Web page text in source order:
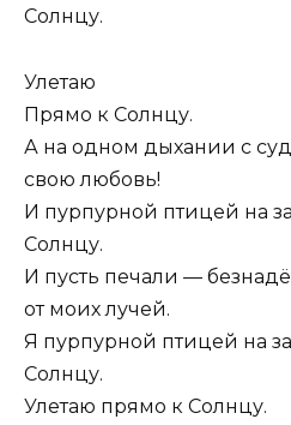
Солнцу.
Улетаю
Прямо к Солнцу.
А на одном дыхании с
свою любовь!
И пурпурной птицей на
Солнцу.
И пусть печали —
от моих лучей.
Я пурпурной птицей на
Солнцу.
Улетаю прямо к Солнцу.